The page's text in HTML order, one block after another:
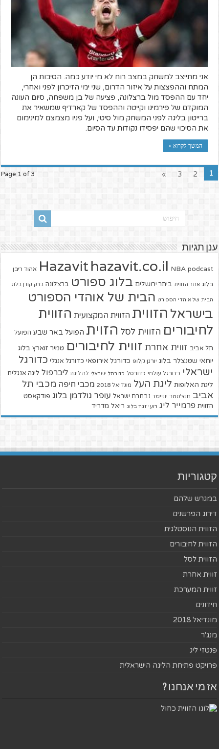
אני מתייצב למשחק במצב רוח לא מי יודע כמה. הסיבות הן
המתח וההפצצות על איזור הדרום, שני ימי הזיכרון לפני ואחרי,
יחד עם ההפסד מול ברצלונה, פציעה של בן משפחה, סיום העונה
המוקדם של פירמינו וקייטה וההפסד של קארדיף שמשאיר את
ברייטון בליגה לפני המשחק מול סיטי, ועל פניו מצמצם למינימום
את הסיכוי שהם יפסידו נקודות עד הסיום.
המשך לקרוא »
Page 1 of 3 1
2
3
»
ענן תגיות
Hazavit hazavit.co.il NBA podcast אהוד ריבן
בלוג אתר הזווית ביתר ירושלים בלוג ספורט ברצלונה ברק קורן בלוג
הבית של אוהדי הספורט הבית של אוהדי הספורט
בישראל הזווית הזווית המקצועית הזווית
לחיבורים הזווית לסל הזוית הפועל באר שבע הפועל
תל אביב זווית אחרת זווית לחיבורים טמיר זוארץ בלוג
יוחאי שטנצלר בלוג יורגן קלופ כדורגל אירופאי כדורגל אנגלי כדורגל
ישראלי כדורגל עולמי כדורסל כדורסל ישראלי לה ליגה ליברפול ליגה אנגלית
ליגת האלופות ליגת העל מונדיאל 2018 מכבי חיפה מכבי תל
אביב מנצ'סטר יונייטד נבחרת ישראל עופר גולדמן בלוג פודקאסט
הזווית פרמייר ליג רועי זגה בלוג ריאל מדריד
קטגוריות
במגרש שלהם
דירוג הפרשנים
הזווית הנוסטלגית
הזווית לחיבורים
הזווית לסל
זווית אחרת
זווית המערכת
חידונים
מונדיאל 2018
מנג'ר
פנטזי ליג
פרויקט פתיחת הליגה הישראלית
אז מי אנחנו ?